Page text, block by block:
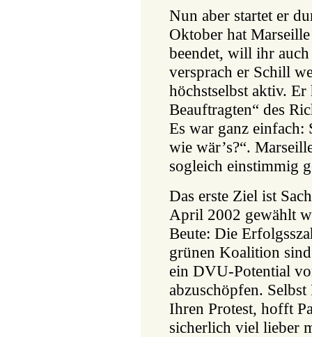
Nun aber startet er
Oktober hat
beendet, will ihr
versprach er Schill
höchstselbst aktiv.
Beauftragten“ des
Es war ganz
wie wär’s?“.
sogleich einstimmig
Das erste Ziel ist
April 2002 gewählt
Beute: Die
grünen Koalition
ein DVU-Potential
abzuschöpfen.
Ihren Protest, hofft
sicherlich viel lieber